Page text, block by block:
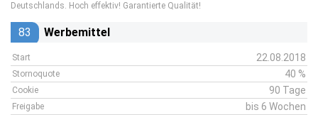
Deutschlands. Hoch effektiv! Garantierte Qualität!
83 Werbemittel
Start 22.08.2018
Stornoquote 40 %
Cookie 90 Tage
Freigabe bis 6 Wochen